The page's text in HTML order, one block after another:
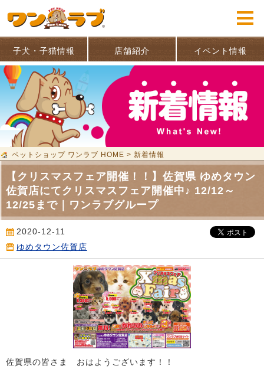
子犬・子猫情報 店舗紹介 イベント情報
ペットショップ ワンラブ HOME > 新着情報
【クリスマスフェア開催！！】佐賀県 ゆめタウン
佐賀店にてクリスマスフェア開催中♪ 12/12～
12/25まで｜ワンラブグループ
2020-12-11
ゆめタウン佐賀店
佐賀県の皆さま おはようございます！！